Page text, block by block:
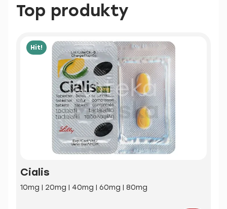
Top produkty
Hit!
Cialis
10mg | 20mg | 40mg | 60mg | 80mg